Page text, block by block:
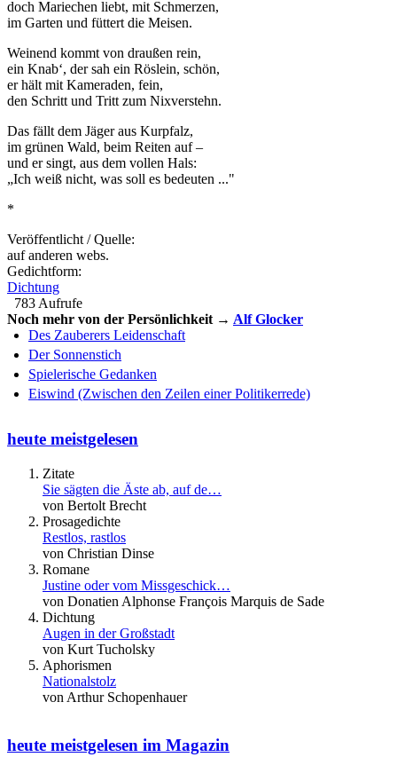
doch Mariechen liebt, mit Schmerzen,
im Garten und füttert die Meisen.
Weinend kommt von draußen rein,
ein Knab‘, der sah ein Röslein, schön,
er hält mit Kameraden, fein,
den Schritt und Tritt zum Nixverstehn.
Das fällt dem Jäger aus Kurpfalz,
im grünen Wald, beim Reiten auf –
und er singt, aus dem vollen Hals:
„Ich weiß nicht, was soll es bedeuten ..."
*
Veröffentlicht / Quelle:
auf anderen webs.
Gedichtform:
Dichtung
783 Aufrufe
Noch mehr von der Persönlichkeit → Alf Glocker
Des Zauberers Leidenschaft
Der Sonnenstich
Spielerische Gedanken
Eiswind (Zwischen den Zeilen einer Politikerrede)
heute meistgelesen
Zitate
Sie sägten die Äste ab, auf de…
von Bertolt Brecht
Prosagedichte
Restlos, rastlos
von Christian Dinse
Romane
Justine oder vom Missgeschick…
von Donatien Alphonse François Marquis de Sade
Dichtung
Augen in der Großstadt
von Kurt Tucholsky
Aphorismen
Nationalstolz
von Arthur Schopenhauer
heute meistgelesen im Magazin